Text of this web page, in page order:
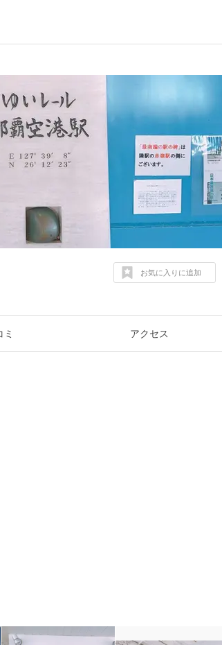
お気に入りに追加
ミ アクセス